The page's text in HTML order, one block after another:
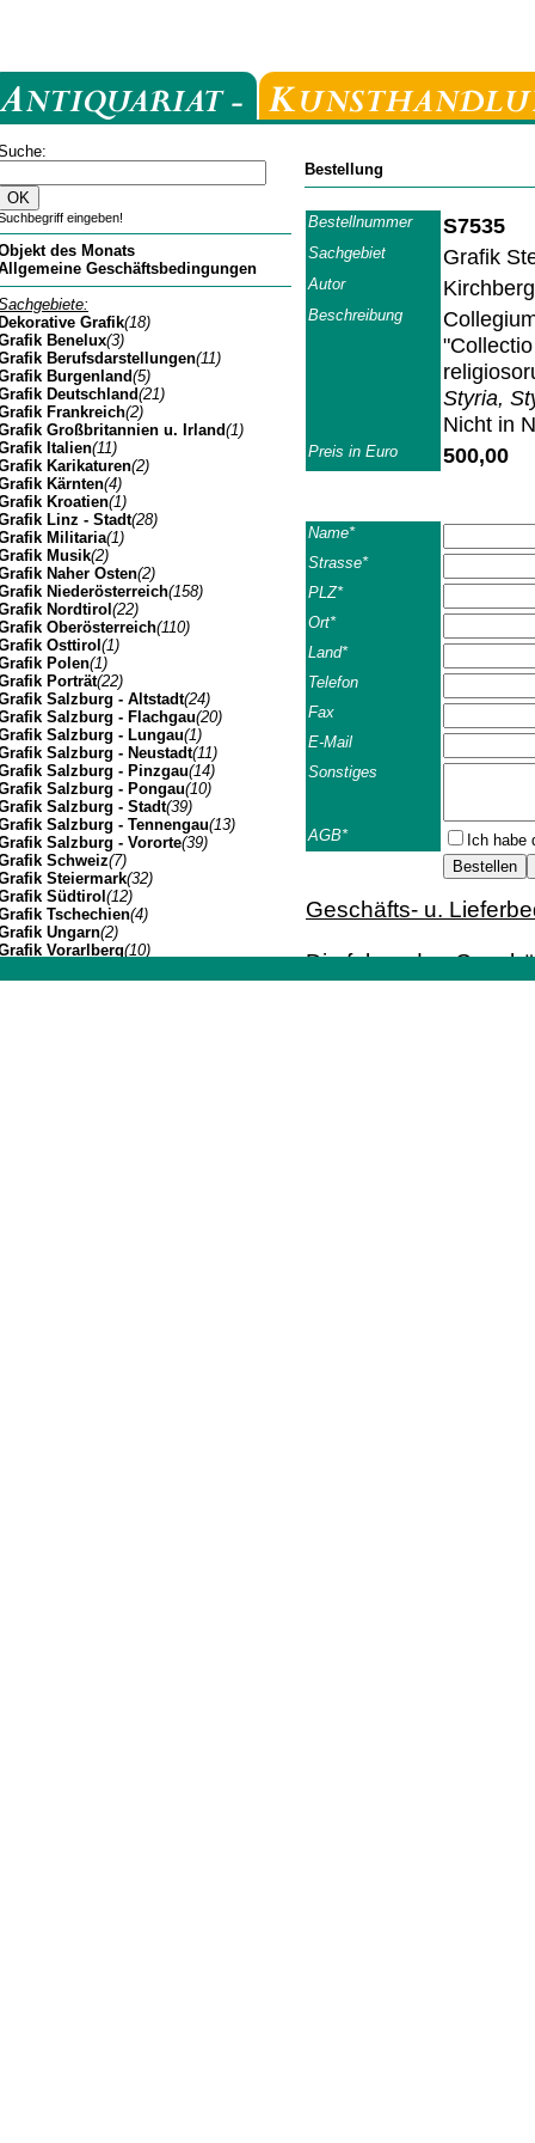
eingeben!
des Monats
Geschäftsbedingungen
Grafik(18)
Benelux(3)
Berufsdarstellungen(11)
Burgenland(5)
Deutschland(21)
Frankreich(2)
Großbritannien u. Irland(1)
Italien(11)
Karikaturen(2)
Kärnten(4)
Kroatien(1)
Linz - Stadt(28)
Militaria(1)
Musik(2)
Naher Osten(2)
Niederösterreich(158)
Nordtirol (22)
Oberösterreich(110)
Osttirol (1)
Polen(1)
Porträt(22)
Salzburg - Altstadt(24)
Salzburg - Flachgau(20)
Salzburg - Lungau(1)
Salzburg - Neustadt(11)
Salzburg - Pinzgau(14)
Salzburg - Pongau(10)
Salzburg - Stadt(39)
Salzburg - Tennengau(13)
Salzburg - Vororte(39)
Schweiz(7)
Steiermark(32)
Südtirol (12)
Tschechien(4)
Ungarn(2)
Vorarlberg(10)
Wien I(3)
Bestellung
Bestellnummer S7535
Sachgebiet Grafik
Autor
Beschreibung
Styria,
Nicht in
Preis in Euro 500,00
Name*
Strasse*
PLZ*
Ort*
Land*
Telefon
Fax
E-Mail
Sonstiges
AGB* Ich habe
Geschäfts- u.
Die folgenden